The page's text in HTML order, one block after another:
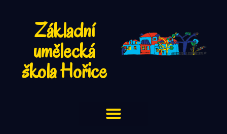
Základní
umělecká
škola Hořice